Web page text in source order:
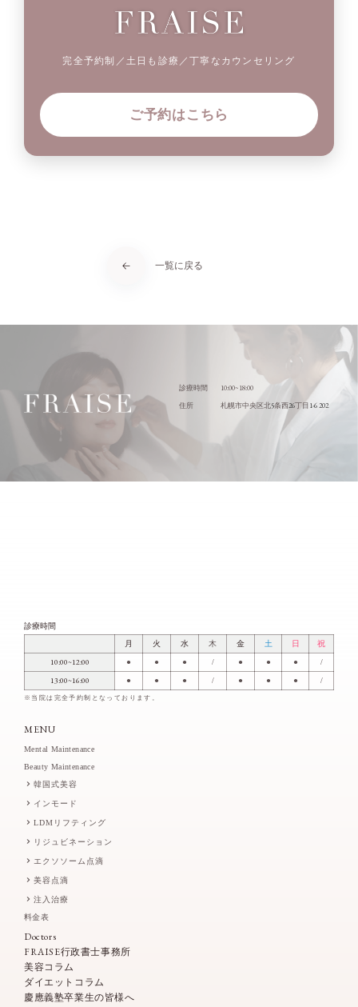
完全予約制／土日も診療／丁寧なカウンセリング
ご予約はこちら
一覧に戻る
診療時間 10:00~18:00
住所 札幌市中央区北5条西26丁目 1-6 202
診療時間
月
火 水 木 金 土 日 祝
10:00~12:00 ● ● ● / ● ● ● /
13:00~16:00 ● ● ● / ● ● ● /
※当院は完全予約制となっております。
MENU
Mental Maintenance
Beauty Maintenance
韓国式美容
インモード
LDMリフティング
リジュビネーション
エクソソーム点滴
美容点滴
注入治療
料金表
Doctors
FRAISE行政書士事務所
美容コラム
ダイエットコラム
慶應義塾卒業生の皆様へ